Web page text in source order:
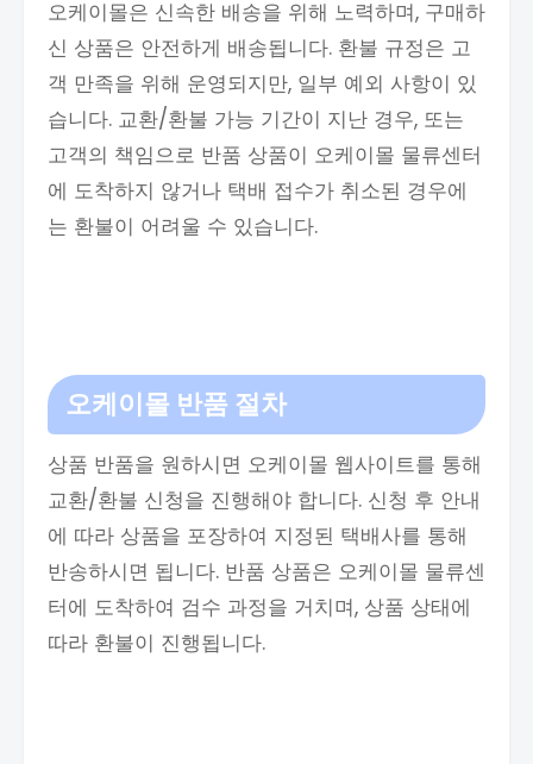
오케이몰은 신속한 배송을 위해 노력하며, 구매하
신 상품은 안전하게 배송됩니다. 환불 규정은 고
객 만족을 위해 운영되지만, 일부 예외 사항이 있
습니다. 교환/환불 가능 기간이 지난 경우, 또는
고객의 책임으로 반품 상품이 오케이몰 물류센터
에 도착하지 않거나 택배 접수가 취소된 경우에
는 환불이 어려울 수 있습니다.
오케이몰 반품 절차
상품 반품을 원하시면 오케이몰 웹사이트를 통해
교환/환불 신청을 진행해야 합니다. 신청 후 안내
에 따라 상품을 포장하여 지정된 택배사를 통해
반송하시면 됩니다. 반품 상품은 오케이몰 물류센
터에 도착하여 검수 과정을 거치며, 상품 상태에
따라 환불이 진행됩니다.